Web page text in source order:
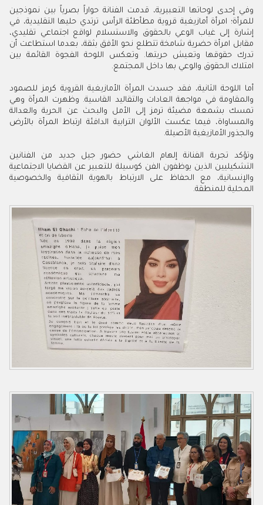
وفي إحدى لوحاتها التعبيرية، قدمت الفنانة حواراً بصرياً بين نموذجين
للمرأة؛ امرأة أمازيغية قروية مطأطئة الرأس ترتدي حليها التقليدية، في
إشارة إلى غياب الوعي بالحقوق والاستسلام لواقع اجتماعي تقليدي،
مقابل امرأة حضرية شامخة تتطلع نحو الأفق بثقة، بعدما استطاعت أن
تدرك حقوقها وتعيش حريتها. وتعكس اللوحة الفجوة القائمة بين
امتلاك الحقوق والوعي بها داخل المجتمع.
أما اللوحة الثانية، فقد جسدت المرأة الأمازيغية القروية كرمز للصمود
والمقاومة في مواجهة العادات والتقاليد القاسية. وظهرت المرأة وهي
تمسك بشمعة مضيئة ترمز إلى الأمل والبحث عن الحرية والعدالة
والمساواة، فيما عكست الألوان الترابية الدافئة ارتباط المرأة بالأرض
والجذور الأمازيغية الأصيلة.
وتؤكد تجربة الفنانة إلهام الغاشي حضور جيل جديد من الفنانين
التشكيليين الذين يوظفون الفن كوسيلة للتعبير عن القضايا الاجتماعية
والإنسانية، مع الحفاظ على الارتباط بالهوية الثقافية والخصوصية
المحلية للمنطقة.